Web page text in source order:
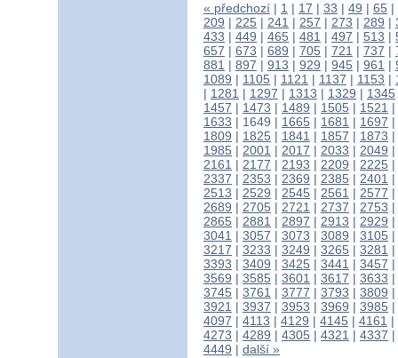
« předchozí | 1 | 17 | 33 | 49 | 65 |
209 | 225 | 241 | 257 | 273 | 289 |
433 | 449 | 465 | 481 | 497 | 513 |
657 | 673 | 689 | 705 | 721 | 737 |
881 | 897 | 913 | 929 | 945 | 961 |
1089 | 1105 | 1121 | 1137 | 1153 |
| 1281 | 1297 | 1313 | 1329 | 1345
1457 | 1473 | 1489 | 1505 | 1521 |
1633 | 1649 | 1665 | 1681 | 1697 |
1809 | 1825 | 1841 | 1857 | 1873 |
1985 | 2001 | 2017 | 2033 | 2049 |
2161 | 2177 | 2193 | 2209 | 2225 |
2337 | 2353 | 2369 | 2385 | 2401 |
2513 | 2529 | 2545 | 2561 | 2577 |
2689 | 2705 | 2721 | 2737 | 2753 |
2865 | 2881 | 2897 | 2913 | 2929 |
3041 | 3057 | 3073 | 3089 | 3105 |
3217 | 3233 | 3249 | 3265 | 3281 |
3393 | 3409 | 3425 | 3441 | 3457 |
3569 | 3585 | 3601 | 3617 | 3633 |
3745 | 3761 | 3777 | 3793 | 3809 |
3921 | 3937 | 3953 | 3969 | 3985 |
4097 | 4113 | 4129 | 4145 | 4161 |
4273 | 4289 | 4305 | 4321 | 4337 |
4449 | další »